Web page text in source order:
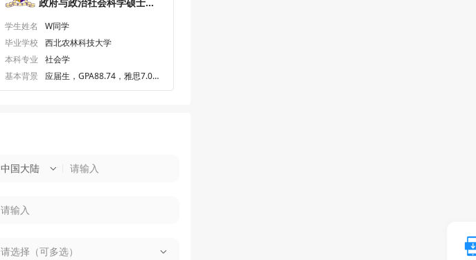
学生姓名
W同学
毕业学校
西北农林科技大学
本科专业
社会学
基本背景
应届生，GPA88.74，雅思7.0、
中国大陆
请选择（可多选）